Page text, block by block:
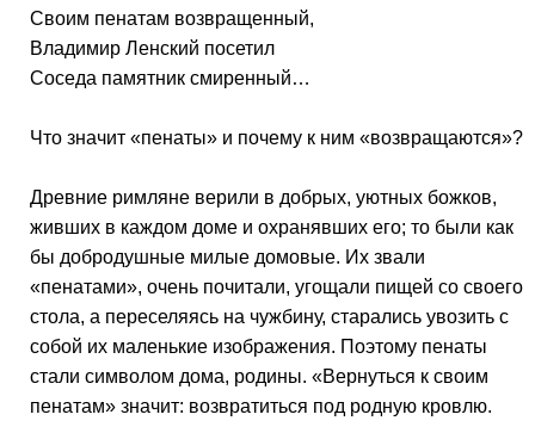
Своим пенатам возвращенный,
Владимир Ленский посетил
Соседа памятник смиренный…
Что значит «пенаты» и почему к ним «возвращаются»?
Древние римляне верили в добрых, уютных божков,
живших в каждом доме и охранявших его; то были как
бы добродушные милые домовые. Их звали
«пенатами», очень почитали, угощали пищей со своего
стола, а переселяясь на чужбину, старались увозить с
собой их маленькие изображения. Поэтому пенаты
стали символом дома, родины. «Вернуться к своим
пенатам» значит: возвратиться под родную кровлю.